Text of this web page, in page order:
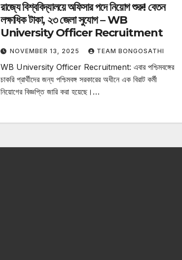
রাজ্যে বিশ্ববিদ্যালয়ে অফিসার পদে নিয়োগ শুরু! বেতন
লক্ষাধিক টাকা, ২৩ জেলা সুযোগ – WB
University Officer Recruitment
NOVEMBER 13, 2025 TEAM BONGOSATHI
WB University Officer Recruitment: এবার পশ্চিমবঙ্গের
চাকরি প্রার্থীদের জন্য পশ্চিমবঙ্গ সরকারের অধীনে এক বিরাট কর্মী
নিয়োগের বিজ্ঞপ্তি জারি করা হয়েছে।…